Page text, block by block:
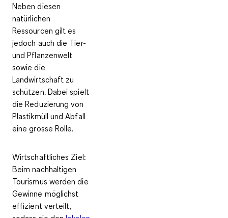
Neben diesen
natürlichen
Ressourcen gilt es
jedoch auch die Tier-
und Pflanzenwelt
sowie die
Landwirtschaft zu
schützen. Dabei spielt
die Reduzierung von
Plastikmüll und Abfall
eine grosse Rolle.
Wirtschaftliches Ziel:
Beim nachhaltigen
Tourismus werden die
Gewinne möglichst
effizient verteilt,